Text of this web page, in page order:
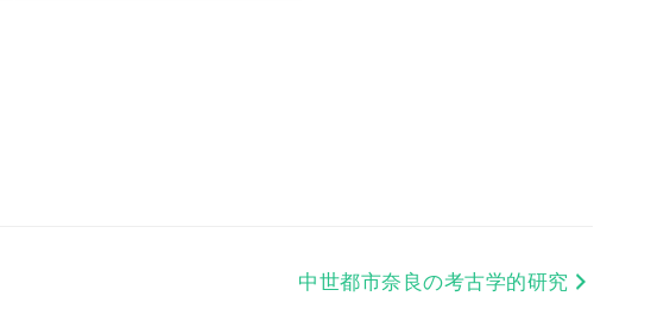
中世都市奈良の考古学的研究